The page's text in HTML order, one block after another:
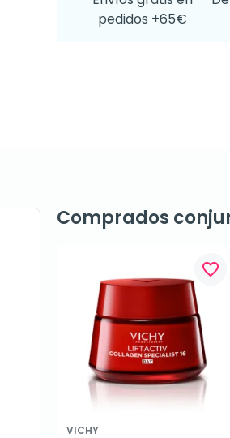
pedidos +65€
Comprados
favorite_border
VICHY